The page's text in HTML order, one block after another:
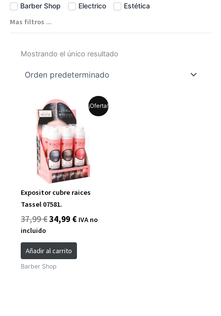
Barber Shop
Electrico Estética
Mas filtros ...
Mostrando el único resultado
¡Oferta!
Expositor cubre raices
Tassel 07581.
37,99€
El
precio
original
era:
37,99 €.
34,99 €
precio
actual
es:
34,99 €.
IVA no
incluido
Añadir al carrito
Barber Shop